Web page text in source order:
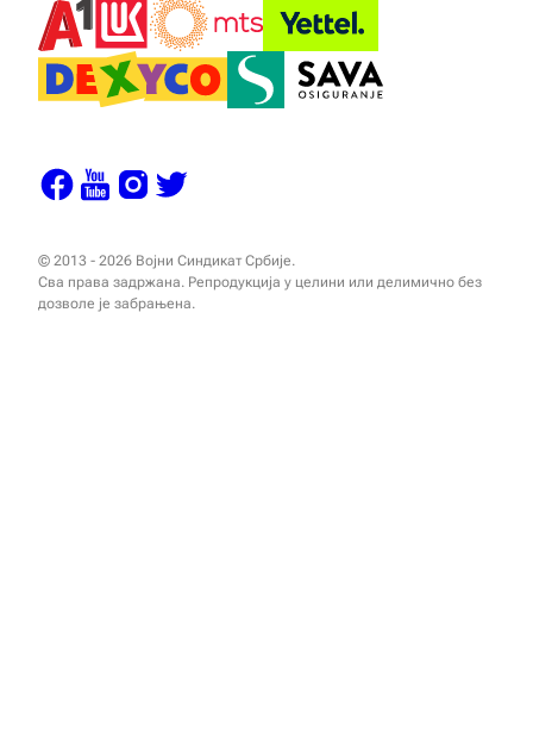
© 2013 - 2026 Војни Синдикат Србије.
Сва права задржана. Репродукција у целини или делимично без
дозволе је забрањена.